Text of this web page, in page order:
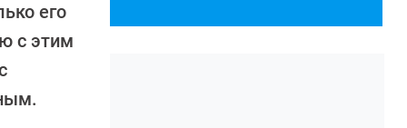
его
с этим